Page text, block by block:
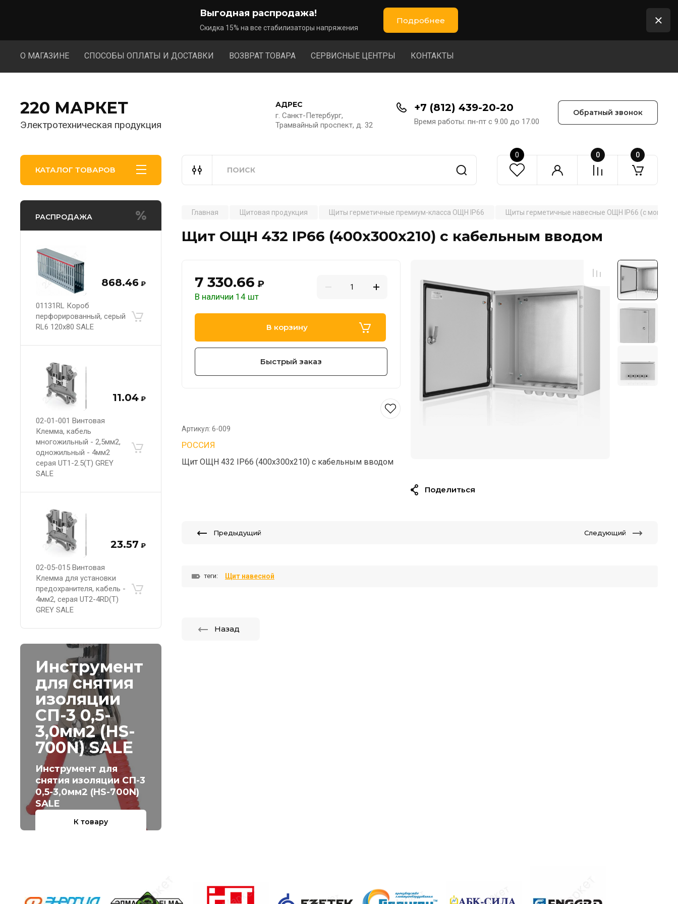
Выгодная распродажа!
Скидка 15% на все стабилизаторы напряжения
Подробнее
О МАГАЗИНЕ СПОСОБЫ ОПЛАТЫ И ДОСТАВКИ ВОЗВРАТ ТОВАРА СЕРВИСНЫЕ ЦЕНТРЫ КОНТАКТЫ
220 МАРКЕТ
Электротехническая продукция
АДРЕС
г. Санкт-Петербург,
Трамвайный проспект, д. 32
+7 (812) 439-20-20
Время работы: пн-пт с 9.00 до 17.00
Обратный звонок
КАТАЛОГ ТОВАРОВ
0 0 0
РАСПРОДАЖА
868.46 ₽
01131RL Короб
перфорированный, серый
RL6 120x80 SALE
11.04 ₽
02-01-001 Винтовая
Клемма, кабель
многожильный - 2,5мм2,
одножильный - 4мм2
серая UT1-2.5(T) GREY
SALE
23.57 ₽
02-05-015 Винтовая
Клемма для установки
предохранителя, кабель -
4мм2, серая UT2-4RD(T)
GREY SALE
Инструмент
для снятия
изоляции
СП-3 0,5-
3,0мм2 (HS-
700N) SALE
Инструмент для
снятия изоляции СП-3
0,5-3,0мм2 (HS-700N)
SALE
К товару
Главная Щитовая продукция Щиты герметичные премиум-класса ОЩН IP66 Щиты герметичные навесные ОЩН IP66 (с
Щит ОЩН 432 IP66 (400х300х210) с кабельным вводом
7 330.66 ₽
В наличии 14 шт
В корзину
Быстрый заказ
Артикул: 6-009
РОССИЯ
Щит ОЩН 432 IP66 (400х300х210) с кабельным вводом
Поделиться
Предыдущий Следующий
теги: Щит навесной
Назад